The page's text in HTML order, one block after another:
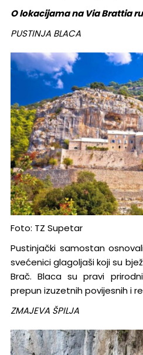
O lokacijama na Via Brattia
PUSTINJA BLACA
Foto: TZ Supetar
Pustinjački samostan
svećenici glagoljaši koji su
Brač. Blaca su pravi
prepun izuzetnih povijesnih i
ZMAJEVA ŠPILJA